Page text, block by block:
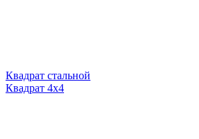
Квадрат стальной
Квадрат 4х4